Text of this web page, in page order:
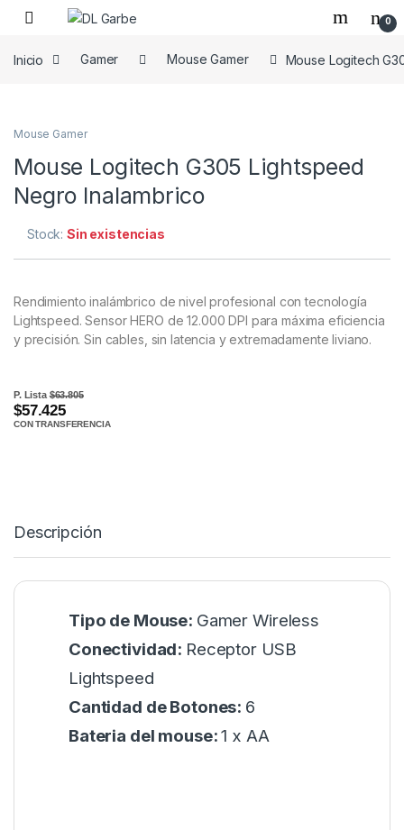
0
Inicio Gamer Mouse Gamer Mouse Logitech
Mouse Gamer
Mouse Logitech G305 Lightspeed
Negro Inalambrico
Stock:Sin existencias
Rendimiento inalámbrico de nivel profesional con tecnología
Lightspeed. Sensor HERO de 12.000 DPI para máxima eficiencia
y precisión. Sin cables, sin latencia y extremadamente liviano.
P. Lista$63.805
$57.425
CON TRANSFERENCIA
Descripción
Tipo de Mouse: Gamer Wireless
Conectividad: Receptor USB
Lightspeed
Cantidad de Botones: 6
Bateria del mouse:1 x AA